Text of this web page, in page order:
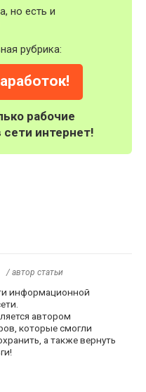
но есть и
рубрика:
рабочие
сети интернет!
/ автор статьи
информационной
автором
которые смогли
а также вернуть